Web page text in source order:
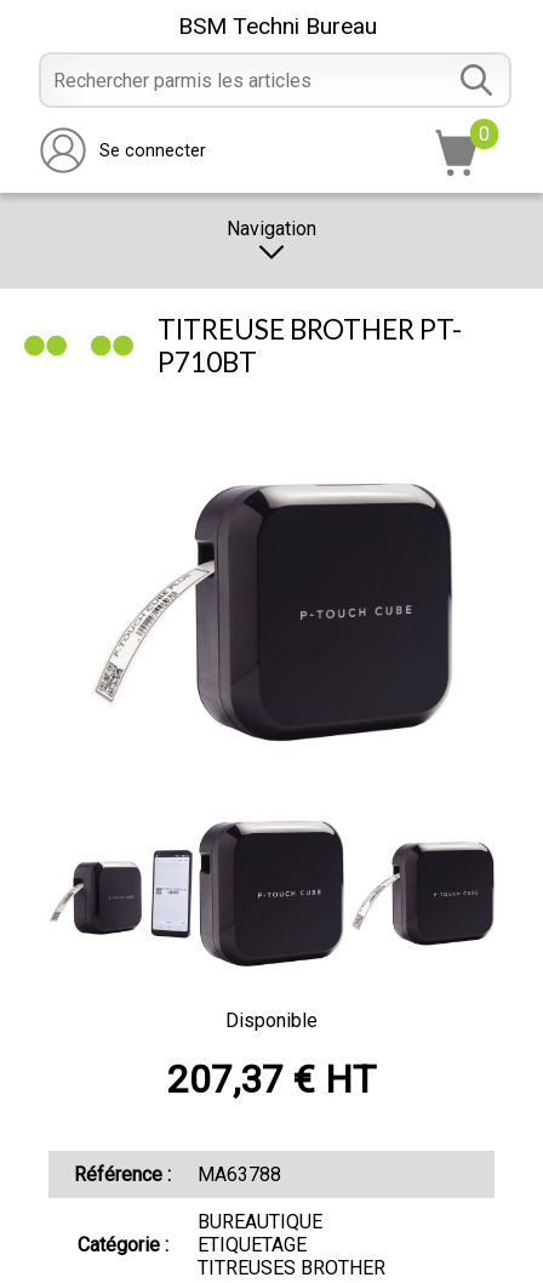
BSM Techni Bureau
Se connecter
0
Navigation
PROMOTION
RÉALISATION
TITREUSE BROTHER PT-
P710BT
Disponible
207,37 € HT
Référence : MA63788
Catégorie :
BUREAUTIQUE
ETIQUETAGE
TITREUSES BROTHER